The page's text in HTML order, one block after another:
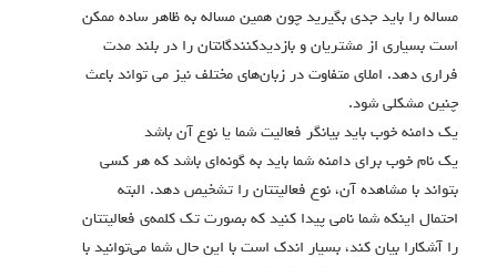
مساله را باید جدی بگیرید چون همین مساله به ظاهر ساده ممکن
است بسیاری از مشتریان و بازدیدکنندگانتان را در بلند مدت
فراری دهد. املای متفاوت در زبان‌های مختلف نیز می تواند باعث
چنین مشکلی شود.
یک دامنه خوب باید بیانگر فعالیت شما یا نوع آن باشد
یک نام خوب برای دامنه شما باید به گونه‌ای باشد که هر کسی
بتواند با مشاهده آن، نوع فعالیتتان را تشخیص دهد. البته
احتمال اینکه شما نامی پیدا کنید که بصورت تک کلمه‌ی فعالیتتان
را آشکارا بیان کند، بسیار اندک است با این حال شما می‌توانید با